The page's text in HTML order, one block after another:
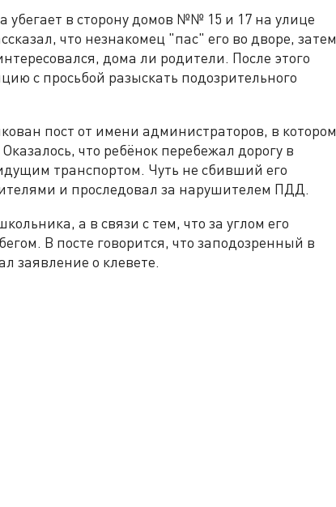
в сторону домов №№ 15 и 17 на улице
что незнакомец "пас" его во дворе, затем
дома ли родители. После этого
с просьбой разыскать подозрительного
пост от имени администраторов, в котором
что ребёнок перебежал дорогу в
транспортом. Чуть не сбивший его
и проследовал за нарушителем ПДД.
а в связи с тем, что за углом его
В посте говорится, что заподозренный в
заявление о клевете.